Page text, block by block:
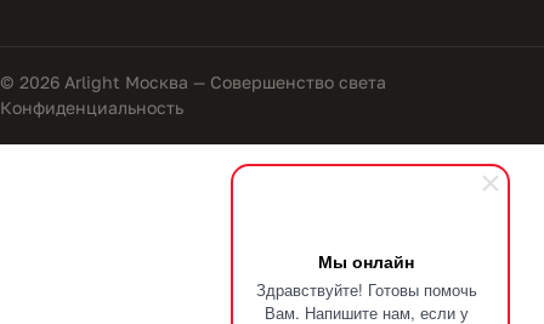
Мы онлайн
Здравствуйте! Готовы помочь
Вам. Напишите нам, если у
© 2026 Arlight Москва — Совершенство света
Конфиденциальность